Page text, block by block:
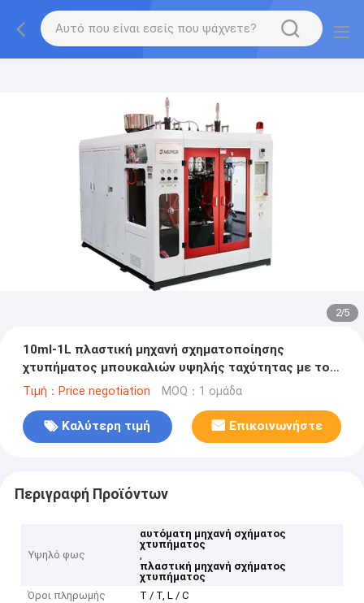
2/5
10ml-1L πλαστική μηχανή σχηματοποίησης
χτυπήματος μπουκαλιών υψηλής ταχύτητας με το
ανάλογο υδραυλικό σύστημα
Τιμή：Price negotiation MOQ：1 ομάδα
Καλύτερη τιμή Επικοινωνήστε
Περιγραφή Προϊόντων
Υψηλό φως
αυτόματη μηχανή σχήματος
χτυπήματος
,
πλαστική μηχανή σχήματος
χτυπήματος
Όροι πληρωμής
T / T, L / C